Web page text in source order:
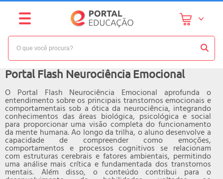
NÍVEL: BÁSICO
Portal Flash Neurociência Emocional
O Portal Flash Neurociência Emocional aprofunda o
entendimento sobre os principais transtornos emocionais e
comportamentais sob a ótica da neurociência, integrando
conhecimentos das áreas biológica, psicológica e social
para proporcionar uma visão completa do funcionamento
da mente humana. Ao longo da trilha, o aluno desenvolve a
capacidade de compreender como emoções,
comportamentos e processos cognitivos se relacionam
com estruturas cerebrais e fatores ambientais, permitindo
uma análise mais crítica e fundamentada dos transtornos
mentais. Além disso, o conteúdo contribui para o